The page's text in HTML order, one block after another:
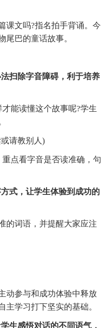
课文吗?指名拍手背诵。今
尾巴的童话故事。
扫除字音障碍，利于培养
能读懂这个故事呢?学生
请教别人)
点看字音是否读准确，句
式，让学生体验到成功的
的词语，并提醒大家应注
动参与和成功体验中释放
主学习打下坚实的基础。
生感悟对话的不同语气，